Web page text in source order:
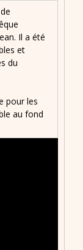
Il a été
et
du
pour les
au fond